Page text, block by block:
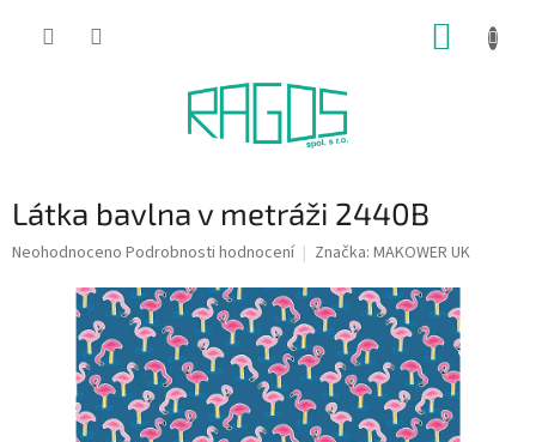
Látka bavlna v metráži 2440B
Průměrné
produktu
hvězdiček.
Neohodnoceno Podrobnosti hodnocení Značka: MAKOWER UK